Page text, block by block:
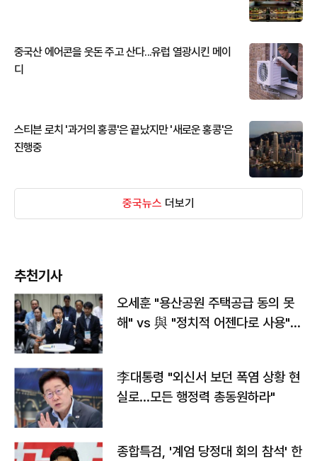
중국산 에어콘을 웃돈 주고 산다...유럽 열광시킨 메이
디
스티븐 로치 '과거의 홍콩'은 끝났지만 '새로운 홍콩'은
진행중
중국뉴스 더보기
추천기사
오세훈 "용산공원 주택공급 동의 못
해" vs 與 "정치적 어젠다로 사용"
李대통령 "외신서 보던 폭염 상황 현
실로…모든 행정력 총동원하라"
종합특검, '계엄 당정대 회의 참석' 한